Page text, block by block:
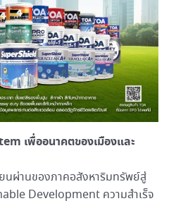
เพื่ออนาคตของเมืองและ
นผ่านของภาคอสังหาริมทรัพย์สู่
Development ความสำเร็จ